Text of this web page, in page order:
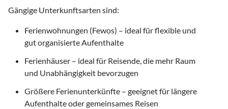
Gängige Unterkunftsarten sind:
Ferienwohnungen (Fewos) – ideal für flexible und
gut organisierte Aufenthalte
Ferienhäuser – ideal für Reisende, die mehr Raum
und Unabhängigkeit bevorzugen
Größere Ferienunterkünfte – geeignet für längere
Aufenthalte oder gemeinsames Reisen